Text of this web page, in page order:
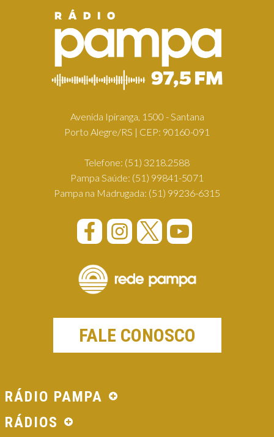
Avenida Ipiranga, 1500 - Santana
Porto Alegre/RS | CEP: 90160-091
Telefone: (51) 3218.2588
Pampa Saúde: (51) 99841-5071
Pampa na Madrugada: (51) 99236-6315
FALE CONOSCO
RÁDIO PAMPA
RÁDIOS